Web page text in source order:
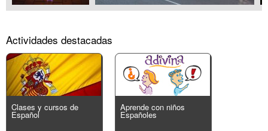
Actividades destacadas
Clases y cursos de
Español
Aprende con niños
Españoles